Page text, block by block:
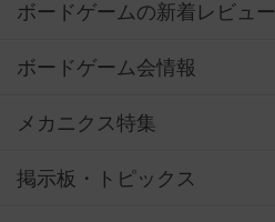
ボードゲームの新着レビュー
ボードゲーム会情報
メカニクス特集
掲示板・トピックス